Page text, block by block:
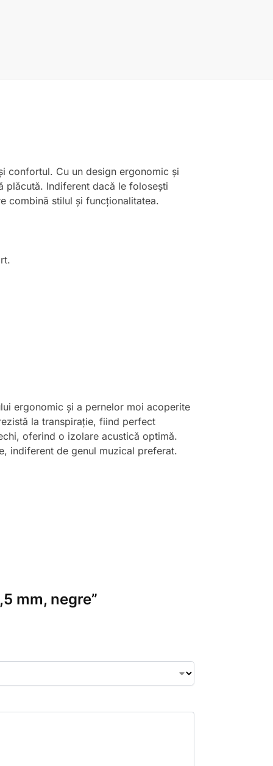
confortul. Cu un design ergonomic și
plăcută. Indiferent dacă le folosești
combină stilul și funcționalitatea.
ergonomic și a pernelor moi acoperite
la transpirație, fiind perfect
oferind o izolare acustică optimă.
indiferent de genul muzical preferat.
mm, negre”